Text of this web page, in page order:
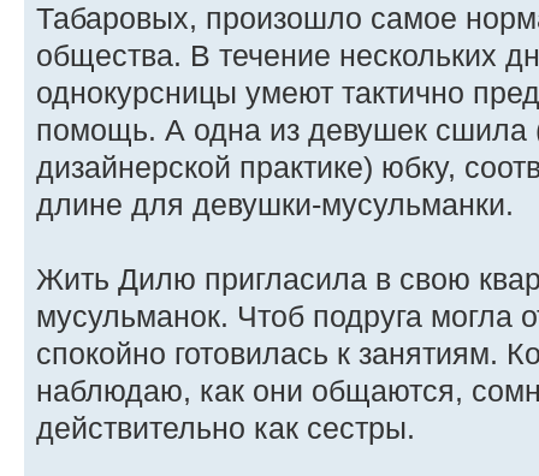
Табаровых, произошло самое
общества. В течение нескольких
однокурсницы умеют тактично
помощь. А одна из девушек сшила
дизайнерской практике) юбку,
длине для девушки-мусульманки.
Жить Дилю пригласила в свою
мусульманок. Чтоб подруга могла
спокойно готовилась к занятиям.
наблюдаю, как они общаются,
действительно как сестры.